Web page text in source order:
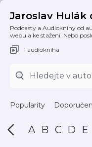
Jaroslav Hulák
Podcasty a Audioknihy od
webu a ke stažení. Nebo
1 audiokniha
Popularity
A B C D E